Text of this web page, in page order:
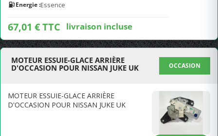
Energie :Essence
67,01 € TTC livraison incluse
MOTEUR ESSUIE-GLACE ARRIÈRE
D'OCCASION POUR NISSAN JUKE UK
OCCASION
MOTEUR ESSUIE-GLACE ARRIÈRE
D'OCCASION POUR NISSAN JUKE UK